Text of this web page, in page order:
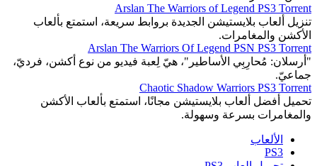
Arslan The Warriors of Legend PS3 Torrent
تنزيل ألعاب بلايستيشن الجديدة بروابط سريعة، استمتع بألعاب
الأكشن والمغامرات.
Arslan The Warriors Of Legend PSN PS3 Torrent
"أرسلان: مُحارِبِي الأساطير"، هيّ لِعبة فيديو من نوع أكشن، فرديّ،
جماعيّ.
Chaotic Shadow Warriors PS3 Torrent
تحميل أفضل ألعاب بلايستيشن مجانًا، استمتع بألعاب الأكشن
والمغامرات بسرعة وسهولة.
الألعاب
PS3